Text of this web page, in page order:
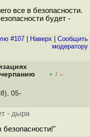
все в безопасности.
будет -
#107 Наверх
Cообщить
модератору
+ / –
05-
- дыра
безопасности!"